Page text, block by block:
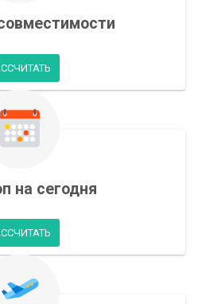
на сегодня